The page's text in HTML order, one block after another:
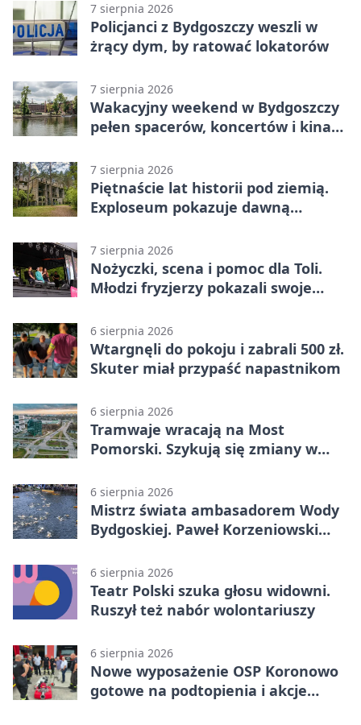
7 sierpnia 2026
Policjanci z Bydgoszczy weszli w
żrący dym, by ratować lokatorów
7 sierpnia 2026
Wakacyjny weekend w Bydgoszczy
pełen spacerów, koncertów i kina
7 sierpnia 2026
Piętnaście lat historii pod ziemią.
Exploseum pokazuje dawną
7 sierpnia 2026
Nożyczki, scena i pomoc dla Toli.
Młodzi fryzjerzy pokazali swoje
6 sierpnia 2026
Wtargnęli do pokoju i zabrali 500 zł.
Skuter miał przypaść napastnikom
6 sierpnia 2026
Tramwaje wracają na Most
Pomorski. Szykują się zmiany w
6 sierpnia 2026
Mistrz świata ambasadorem Wody
Bydgoskiej. Paweł Korzeniowski
6 sierpnia 2026
Teatr Polski szuka głosu widowni.
Ruszył też nabór wolontariuszy
6 sierpnia 2026
Nowe wyposażenie OSP Koronowo
gotowe na podtopienia i akcje